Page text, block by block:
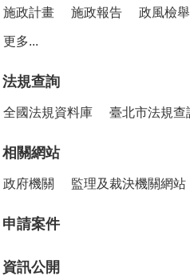
施政計畫 施政報告 政風檢舉
更多...
法規查詢
全國法規資料庫 臺北市法規查
相關網站
政府機關 監理及裁決機關網站
申請案件
資訊公開